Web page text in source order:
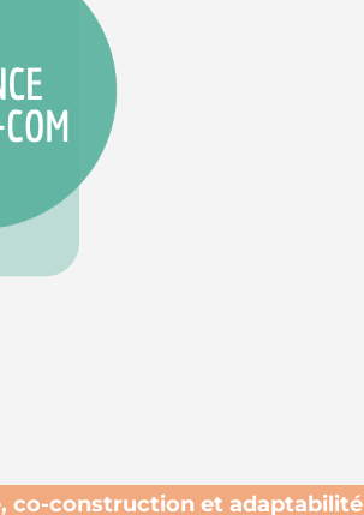
co-construction et adaptabilité